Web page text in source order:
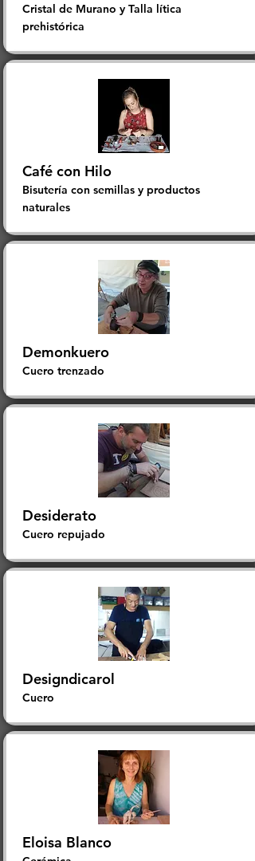
Cristal de Murano y Talla lítica
prehistórica
Café con Hilo
​Bisutería con semillas y productos
naturales
Demonkuero
​Cuero trenzado
Desiderato
Cuero repujado
Designdicarol
Cuero
Eloisa Blanco